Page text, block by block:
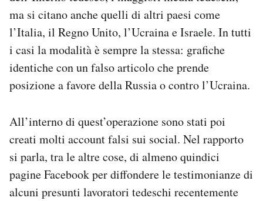
ma si citano anche quelli di altri paesi come
l’Italia, il Regno Unito, l’Ucraina e Israele. In tutti
i casi la modalità è sempre la stessa: grafiche
identiche con un falso articolo che prende
posizione a favore della Russia o contro l’Ucraina.
All’interno di quest’operazione sono stati poi
creati molti account falsi sui social. Nel rapporto
si parla, tra le altre cose, di almeno quindici
pagine Facebook per diffondere le testimonianze di
alcuni presunti lavoratori tedeschi recentemente